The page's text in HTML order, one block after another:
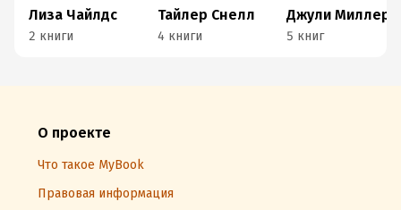
Лиза Чайлдс
2 книги
Тайлер Снелл
4 книги
Джули Миллер
5 книг
О проекте
Что такое MyBook
Правовая информация